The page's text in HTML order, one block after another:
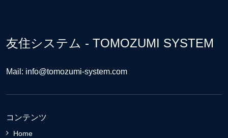
友住システム - TOMOZUMI SYSTEM
Mail: info@tomozumi-system.com
コンテンツ
Home